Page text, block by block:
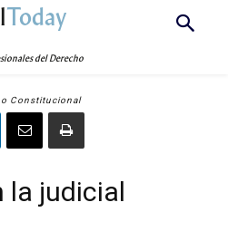
Today
del Derecho
Constitucional
la judicial